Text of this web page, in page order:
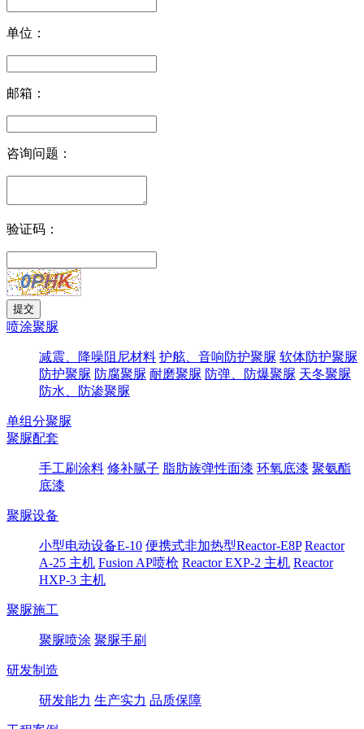
单位：
邮箱：
咨询问题：
验证码：
喷涂聚脲
减震、降噪阻尼材料 护舷、音响防护聚脲 软体防护聚脲
防护聚脲 防腐聚脲 耐磨聚脲 防弹、防爆聚脲 天冬聚脲
防水、防渗聚脲
单组分聚脲
聚脲配套
手工刷涂料 修补腻子 脂肪族弹性面漆 环氧底漆 聚氨酯
底漆
聚脲设备
小型电动设备E-10 便携式非加热型Reactor-E8P Reactor
A-25 主机 Fusion AP喷枪 Reactor EXP-2 主机 Reactor
HXP-3 主机
聚脲施工
聚脲喷涂 聚脲手刷
研发制造
研发能力 生产实力 品质保障